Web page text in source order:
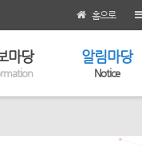
홈으로
마당 알림마당
Notice